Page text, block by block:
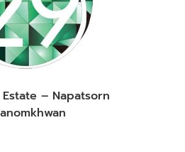
– Napatsorn